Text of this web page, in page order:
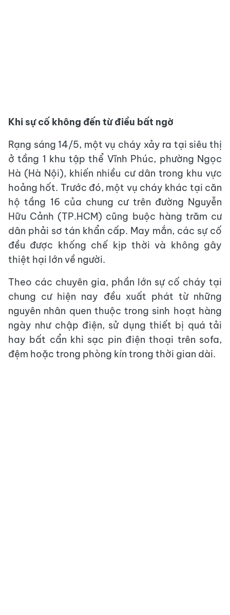
Khi sự cố không đến từ điều bất ngờ
Rạng sáng 14/5, một vụ cháy xảy ra tại siêu thị
ở tầng 1 khu tập thể Vĩnh Phúc, phường Ngọc
Hà (Hà Nội), khiến nhiều cư dân trong khu vực
hoảng hốt. Trước đó, một vụ cháy khác tại căn
hộ tầng 16 của chung cư trên đường Nguyễn
Hữu Cảnh (TP.HCM) cũng buộc hàng trăm cư
dân phải sơ tán khẩn cấp. May mắn, các sự cố
đều được khống chế kịp thời và không gây
thiệt hại lớn về người.
Theo các chuyên gia, phần lớn sự cố cháy tại
chung cư hiện nay đều xuất phát từ những
nguyên nhân quen thuộc trong sinh hoạt hàng
ngày như chập điện, sử dụng thiết bị quá tải
hay bất cẩn khi sạc pin điện thoại trên sofa,
đệm hoặc trong phòng kín trong thời gian dài.